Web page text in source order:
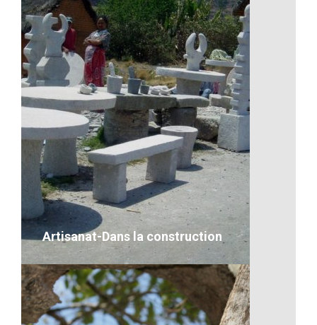
Bonne année 2017
VOIR LE DÉTAIL
Artisanat-Dans la construction